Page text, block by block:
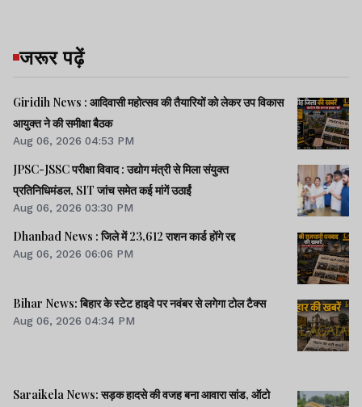
जरूर पढ़ें
Giridih News : आदिवासी महोत्सव की तैयारियों को लेकर उप विकास
आयुक्त ने की समीक्षा बैठक
Aug 06, 2026 04:53 PM
JPSC-JSSC परीक्षा विवाद : उद्योग मंत्री से मिला संयुक्त
प्रतिनिधिमंडल, SIT जांच समेत कई मांगें उठाईं
Aug 06, 2026 03:30 PM
Dhanbad News : जिले में 23,612 राशन कार्ड होंगे रद्द
Aug 06, 2026 06:06 PM
Bihar News: बिहार के स्टेट हाइवे पर नवंबर से लगेगा टोल टैक्स
Aug 06, 2026 04:34 PM
Saraikela News: सड़क हादसे की वजह बना आवारा सांड, ऑटो